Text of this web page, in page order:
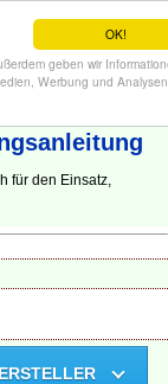
OK!
geben wir
Werbung und Analysen
Anleitung!
für den Einsatz,